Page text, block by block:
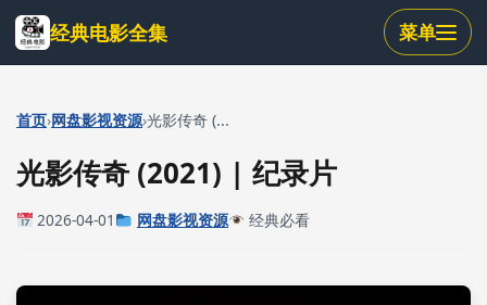
跳
到
主
内
经典电影全集 菜单
首页›网盘影视资源›光影传奇 (...
光影传奇 (2021) | 纪录片
2026-04-01 网盘影视资源 经典必看